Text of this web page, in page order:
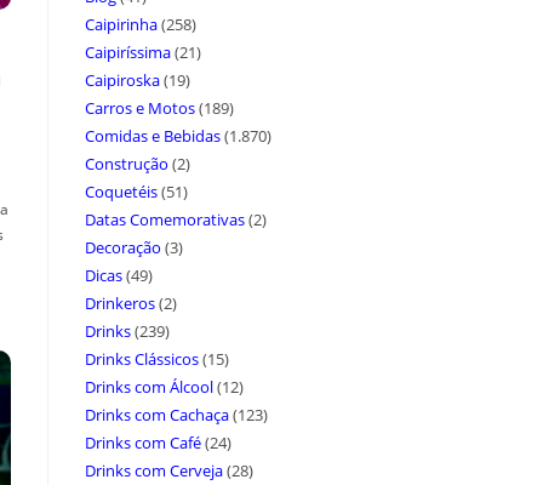
Caipirinha(258)
Caipiríssima(21)
Caipiroska(19)
Carros e Motos(189)
Comidas e Bebidas(1.870)
Construção (2)
Coquetéis(51)
Datas Comemorativas(2)
Decoração (3)
Dicas(49)
Drinkeros(2)
Drinks(239)
Drinks Clássicos(15)
Drinks com Álcool(12)
Drinks com Cachaça(123)
Drinks com Café(24)
Drinks com Cerveja(28)